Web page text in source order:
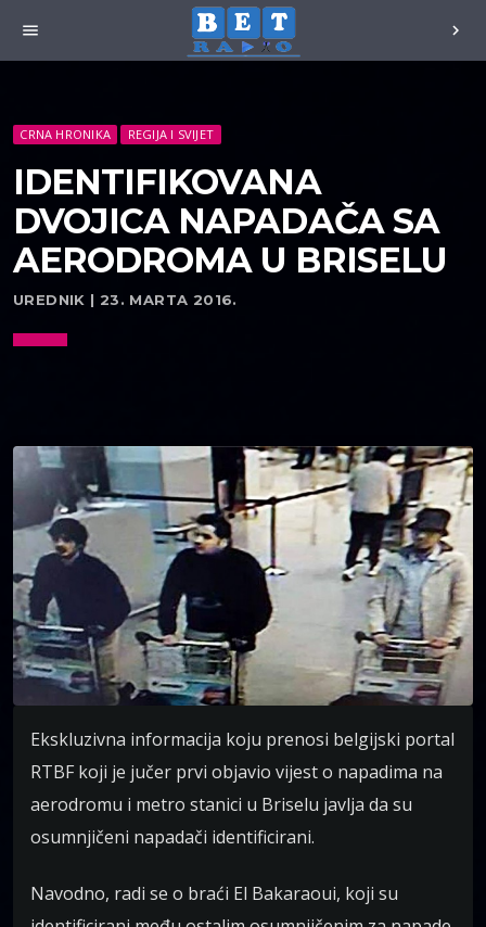
menu chevron_right
CRNA HRONIKA REGIJA I SVIJET
IDENTIFIKOVANA
DVOJICA NAPADAČA SA
AERODROMA U BRISELU
UREDNIK | 23. MARTA 2016.
Ekskluzivna informacija koju prenosi belgijski portal
RTBF koji je jučer prvi objavio vijest o napadima na
aerodromu i metro stanici u Briselu javlja da su
osumnjičeni napadači identificirani.
Navodno, radi se o braći El Bakaraoui, koji su